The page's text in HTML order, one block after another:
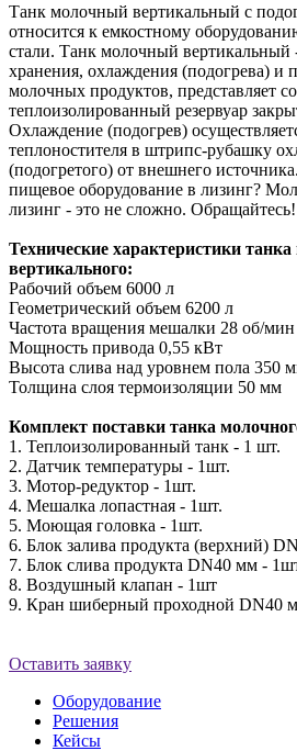
Танк молочный вертикальный с
относится к емкостному
стали. Танк молочный вертикальный
хранения, охлаждения (подогрева) и
молочных продуктов, представляет
теплоизолированный резервуар
Охлаждение (подогрев)
теплоностителя в штрипс-рубашку
(подогретого) от внешнего
пищевое оборудование в лизинг?
лизинг - это не сложно. Обращайтесь!
Технические характеристики
вертикального:
Рабочий объем 6000 л
Геометрический объем 6200 л
Частота вращения мешалки 28 об/мин
Мощность привода 0,55 кВт
Высота слива над уровнем пола 350
Толщина слоя термоизоляции 50 мм
Комплект поставки танка
1. Теплоизолированный танк - 1 шт.
2. Датчик температуры - 1шт.
3. Мотор-редуктор - 1шт.
4. Мешалка лопастная - 1шт.
5. Моющая головка - 1шт.
6. Блок залива продукта (верхний)
7. Блок слива продукта DN40 мм -
8. Воздушный клапан - 1шт
9. Кран шиберный проходной DN40
Оставить заявку
Оборудование
Решения
Кейсы